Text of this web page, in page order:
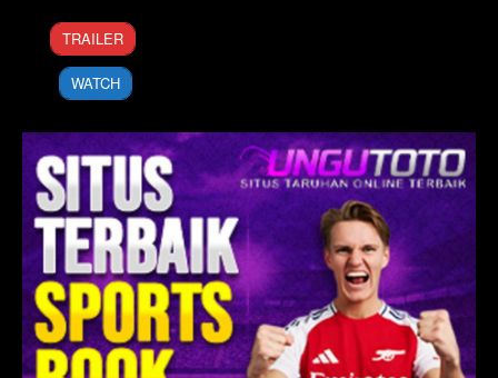
11
Apr
2023
Íce
Mrozek
TRAILER
WATCH